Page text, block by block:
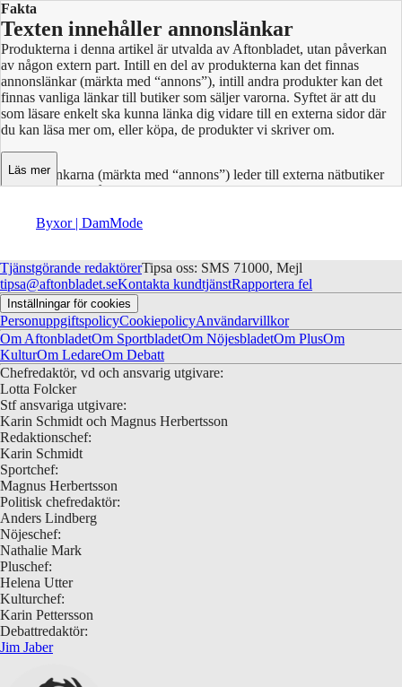
Fakta
Texten innehåller annonslänkar
Produkterna i denna artikel är utvalda av Aftonbladet, utan påverkan
av någon extern part. Intill en del av produkterna kan det finnas
annonslänkar (märkta med “annons”), intill andra produkter kan det
finnas vanliga länkar till butiker som säljer varorna. Syftet är att du
som läsare enkelt ska kunna länka dig vidare till en externa sidor där
du kan läsa mer om, eller köpa, de produkter vi skriver om.
Annonslänkarna (märkta med “annons”) leder till externa nätbutiker
där Aftonbladet får en provision vid en transaktion. Intäkterna bidrar
samhällsgranskande roll påverkas inte av detta innehåll. Bild och video
vara intressanta och relevanta.
Läs mer
Byxor | DamMode
Tjänstgörande redaktörerTipsa oss: SMS 71000, Mejl
tipsa@aftonbladet.seKontakta kundtjänstRapportera fel
Inställningar för cookies
PersonuppgiftspolicyCookiepolicyAnvändarvillkor
Om AftonbladetOm SportbladetOm NöjesbladetOm PlusOm
KulturOm LedareOm Debatt
Chefredaktör, vd och ansvarig utgivare:
Lotta Folcker
Stf ansvariga utgivare:
Karin Schmidt och Magnus Herbertsson
Redaktionschef:
Karin Schmidt
Sportchef:
Magnus Herbertsson
Politisk chefredaktör:
Anders Lindberg
Nöjeschef:
Nathalie Mark
Pluschef:
Helena Utter
Kulturchef:
Karin Pettersson
Debattredaktör:
Jim Jaber